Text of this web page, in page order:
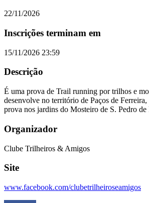
22/11/2026
Inscrições terminam em
15/11/2026 23:59
Descrição
É uma prova de Trail running por trilhos e
desenvolve no território de Paços de
prova nos jardins do Mosteiro de S. Pedro de
Organizador
Clube Trilheiros & Amigos
Site
www.facebook.com/clubetrilheiroseamigos